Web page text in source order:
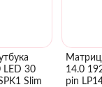
LED 30
Slim
Матриц
14.0
pin